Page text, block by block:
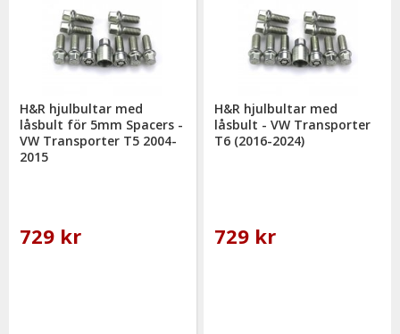
H&R hjulbultar med
låsbult för 5mm Spacers -
VW Transporter T5 2004-
2015
729 kr
H&R hjulbultar med
låsbult - VW Transporter
T6 (2016-2024)
729 kr